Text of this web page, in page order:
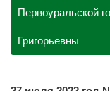
Первоуральской
Григорьевны